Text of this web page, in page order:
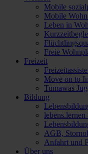
Mobile
Mobile
Leben in
Freie
Freizeit
Move on to
Tumawas
Bildung
AGB,
Anfahrt und
Über uns